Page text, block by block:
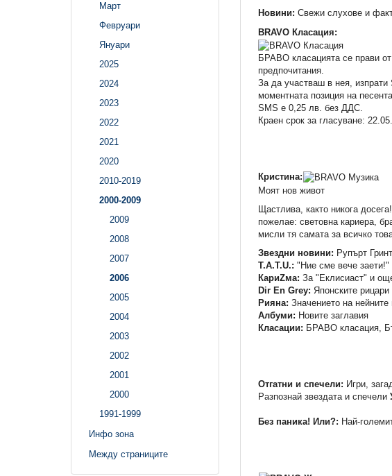
Март
Февруари
Януари
2025
2024
2023
2022
2021
2020
2010-2019
2000-2009
2009
2008
2007
2006
2005
2004
2003
2002
2001
2000
1991-1999
Инфо зона
Между страниците
Новини: Свежи слухове и
BRAVO Класация:
БРАВО класацията се прави от
предпочитания.
За да участваш в нея,
моментната позиция на
SMS e 0,25 лв. без ДДС.
Краен срок за гласуване:
Кристина:
Моят нов живот
Щастлива, както никога
пожелае: световна кариера,
мисли тя самата за всичко
Звездни новини: Рупърт
T.A.T.U.: "Ние сме вече заети!"
КариZма: За "Еклисиаст" и
Dir En Grey: Японските рицари
Рияна: Значението на нейните
Албуми: Новите заглавия
Класации: БРАВО класация,
Отгатни и спечели: Игри,
Разпознай звездата и спечели
Без паника! Или?: Най-